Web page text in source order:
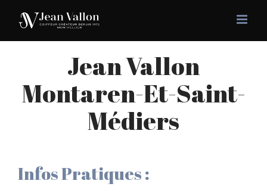
contenu
Jean Vallon
Montaren-Et-Saint-
Médiers
Infos Pratiques :